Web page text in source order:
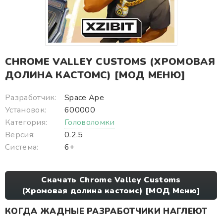
CHROME VALLEY CUSTOMS (ХРОМОВАЯ
ДОЛИНА КАСТОМС) [МОД МЕНЮ]
Разработчик:
Space Ape
Установок:
600000
Категория:
Головоломки
Версия:
0.2.5
Система:
6+
Скачать Chrome Valley Customs
(Хромовая долина кастомс) [МОД Меню]
КОГДА ЖАДНЫЕ РАЗРАБОТЧИКИ НАГЛЕЮТ